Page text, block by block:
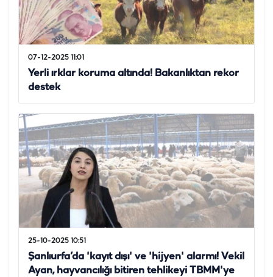
07-12-2025 11:01
Yerli ırklar koruma altında! Bakanlıktan rekor
destek
25-10-2025 10:51
Şanlıurfa’da 'kayıt dışı' ve 'hijyen' alarmı! Vekil
Ayan, hayvancılığı bitiren tehlikeyi TBMM'ye